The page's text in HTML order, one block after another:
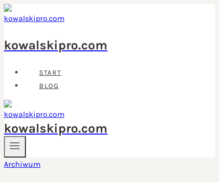
Przejdź
do
kowalskipro.com
START
BLOG
kowalskipro.com
Archiwum